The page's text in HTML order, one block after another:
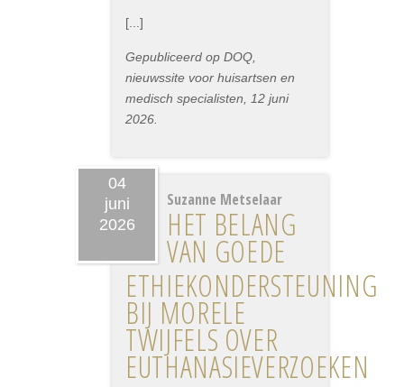
[...]
Gepubliceerd op DOQ,
nieuwssite voor huisartsen en
medisch specialisten, 12 juni
2026.
04
juni
2026
Suzanne Metselaar
HET BELANG
VAN GOEDE
ETHIEKONDERSTEUNING
BIJ MORELE
TWIJFELS OVER
EUTHANASIEVERZOEKEN